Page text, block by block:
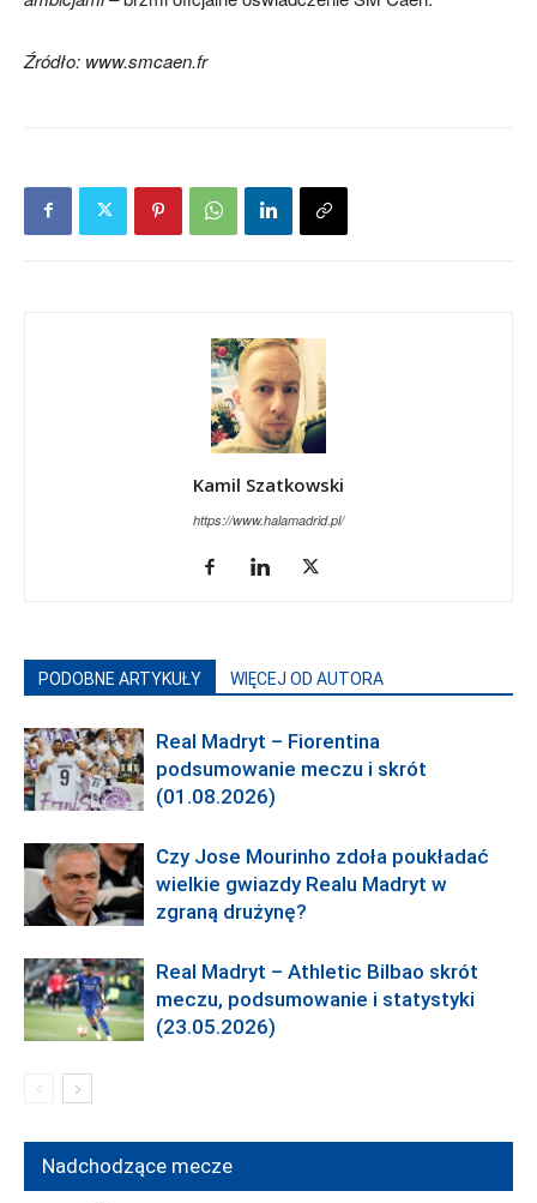
Źródło: www.smcaen.fr
Kamil Szatkowski
https://www.halamadrid.pl/
PODOBNE ARTYKUŁY WIĘCEJ OD AUTORA
Real Madryt – Fiorentina
podsumowanie meczu i skrót
(01.08.2026)
Czy Jose Mourinho zdoła poukładać
wielkie gwiazdy Realu Madryt w
zgraną drużynę?
Real Madryt – Athletic Bilbao skrót
meczu, podsumowanie i statystyki
(23.05.2026)
Nadchodzące mecze